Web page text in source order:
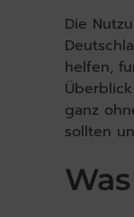
Die
helfen,
ganz
sollten